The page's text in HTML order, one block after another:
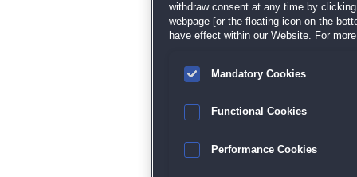
Datenschutz| AGB|Impressum
withdraw consent at any time by
webpage [or the floating icon on the
have effect within our Website. For
Mandatory Cookies
Functional Cookies
Performance Cookies